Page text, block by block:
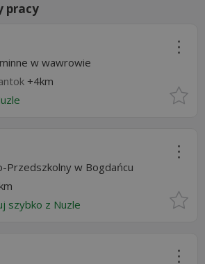
pracy
w wawrowie
+4km
Przedszkolny w Bogdańcu
szybko z Nuzle